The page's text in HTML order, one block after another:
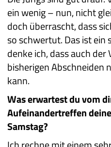
ein wenig – nun, nicht
doch überrascht, dass
so schwertut. Das ist ein
denke ich, dass auch
bisherigen Abschneiden
kann.
Was erwartest du vom
Aufeinandertreffen
Samstag?